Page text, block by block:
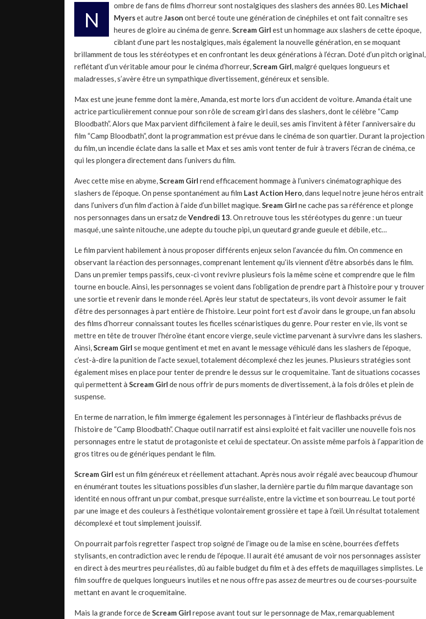
N
ombre de fans de films d’horreur sont nostalgiques des slashers des années 80. Les Michael
Myerset autreJason ont bercé toute une génération de cinéphiles et ont fait connaître ses
heures de gloire au cinéma de genre.Scream Girl est un hommage aux slashers de cette époque,
ciblant d’une part les nostalgiques, mais également la nouvelle génération, en se moquant
brillamment de tous les stéréotypes et en confrontant les deux générations à l’écran. Doté d’un pitch original,
reflétant d’un véritable amour pour le cinéma d’horreur,Scream Girl, malgré quelques longueurs et
maladresses, s’avère être un sympathique divertissement, généreux et sensible.
Max est une jeune femme dont la mère, Amanda, est morte lors d’un accident de voiture. Amanda était une
actrice particulièrement connue pour son rôle de scream girl dans des slashers, dont le célèbre “Camp
Bloodbath”. Alors que Max parvient difficilement à faire le deuil, ses amis l’invitent à fêter l’anniversaire du
film “Camp Bloodbath”, dont la programmation est prévue dans le cinéma de son quartier. Durant la projection
du film, un incendie éclate dans la salle et Max et ses amis vont tenter de fuir à travers l’écran de cinéma, ce
qui les plongera directement dans l’univers du film.
Avec cette mise en abyme,Scream Girl rend efficacement hommage à l’univers cinématographique des
slashers de l’époque. On pense spontanément au film Last Action Hero, dans lequel notre jeune héros entrait
dans l’univers d’un film d’action à l’aide d’un billet magique.Sream Girl ne cache pas sa référence et plonge
nos personnages dans un ersatz deVendredi 13. On retrouve tous les stéréotypes du genre : un tueur
masqué, une sainte nitouche, une adepte du touche pipi, un queutard grande gueule et débile, etc…
Le film parvient habilement à nous proposer différents enjeux selon l’avancée du film. On commence en
observant la réaction des personnages, comprenant lentement qu’ils viennent d’être absorbés dans le film.
Dans un premier temps passifs, ceux-ci vont revivre plusieurs fois la même scène et comprendre que le film
tourne en boucle. Ainsi, les personnages se voient dans l’obligation de prendre part à l’histoire pour y trouver
une sortie et revenir dans le monde réel. Après leur statut de spectateurs, ils vont devoir assumer le fait
d’être des personnages à part entière de l’histoire. Leur point fort est d’avoir dans le groupe, un fan absolu
des films d’horreur connaissant toutes les ficelles scénaristiques du genre. Pour rester en vie, ils vont se
mettre en tête de trouver l’héroïne étant encore vierge, seule victime parvenant à survivre dans les slashers.
Ainsi,Scream Girl se moque gentiment et met en avant le message véhiculé dans les slashers de l’époque,
c’est-à-dire la punition de l’acte sexuel, totalement décomplexé chez les jeunes. Plusieurs stratégies sont
également mises en place pour tenter de prendre le dessus sur le croquemitaine. Tant de situations cocasses
qui permettent à Scream Girl de nous offrir de purs moments de divertissement, à la fois drôles et plein de
suspense.
En terme de narration, le film immerge également les personnages à l’intérieur de flashbacks prévus de
l’histoire de “Camp Bloodbath”. Chaque outil narratif est ainsi exploité et fait vaciller une nouvelle fois nos
personnages entre le statut de protagoniste et celui de spectateur. On assiste même parfois à l’apparition de
gros titres ou de génériques pendant le film.
Scream Girl est un film généreux et réellement attachant. Après nous avoir régalé avec beaucoup d’humour
en énumérant toutes les situations possibles d’un slasher, la dernière partie du film marque davantage son
identité en nous offrant un pur combat, presque surréaliste, entre la victime et son bourreau. Le tout porté
par une image et des couleurs à l’esthétique volontairement grossière et tape à l’œil. Un résultat totalement
décomplexé et tout simplement jouissif.
On pourrait parfois regretter l’aspect trop soigné de l’image ou de la mise en scène, bourrées d’effets
stylisants, en contradiction avec le rendu de l’époque. Il aurait été amusant de voir nos personnages assister
en direct à des meurtres peu réalistes, dû au faible budget du film et à des effets de maquillages simplistes. Le
film souffre de quelques longueurs inutiles et ne nous offre pas assez de meurtres ou de courses-poursuite
mettant en avant le croquemitaine.
Mais la grande force deScream Girl repose avant tout sur le personnage de Max, remarquablement